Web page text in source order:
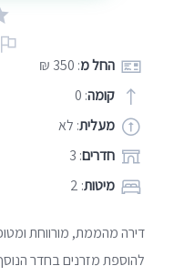
החל מ: 350 ₪
קומה: 0
מעלית: לא
חדרים: 3
מיטות: 2
להוספת מזרנים בחדר